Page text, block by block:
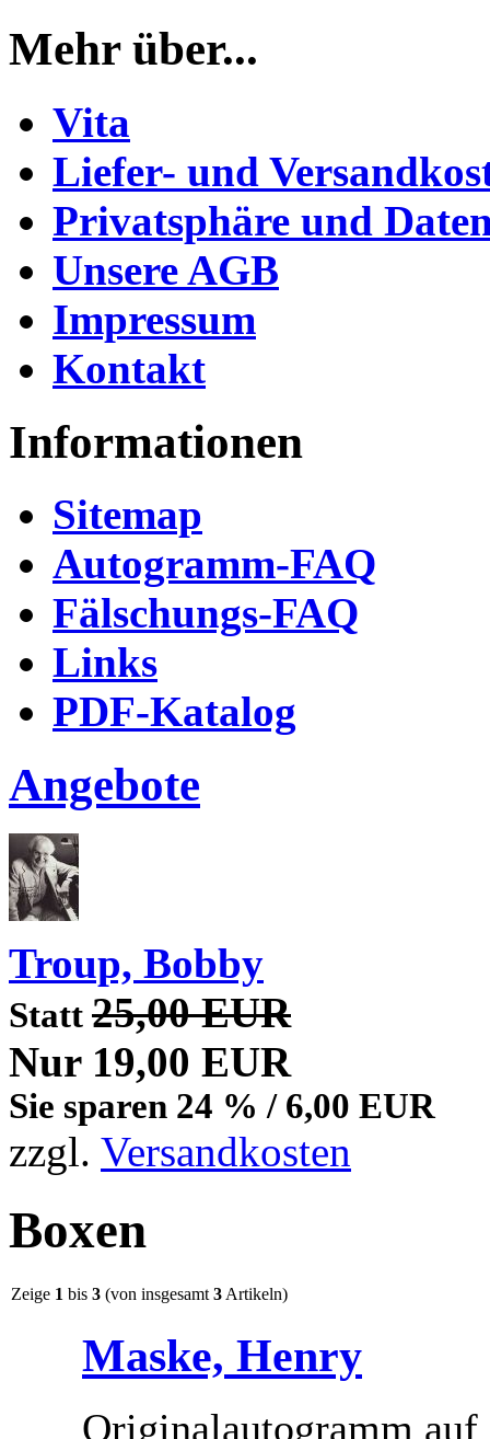
Mehr über...
Vita
Liefer- und
Privatsphäre und
Unsere AGB
Impressum
Kontakt
Informationen
Sitemap
Autogramm-FAQ
Fälschungs-FAQ
Links
PDF-Katalog
Angebote
Troup, Bobby
Statt 25,00 EUR
Nur 19,00 EUR
Sie sparen 24 % / 6,00 EUR
zzgl. Versandkosten
Boxen
Zeige 1 bis 3 (von insgesamt 3 Artikeln)
Maske, Henry
Originalautogramm